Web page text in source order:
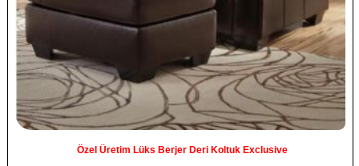
Özel Üretim Lüks Berjer Deri Koltuk Exclusive